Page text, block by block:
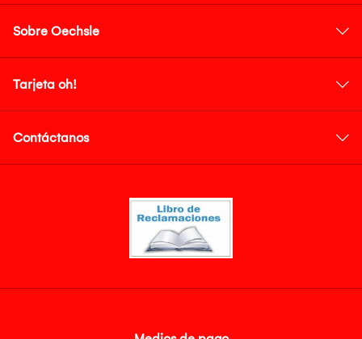
Sobre Oechsle
Tarjeta oh!
Contáctanos